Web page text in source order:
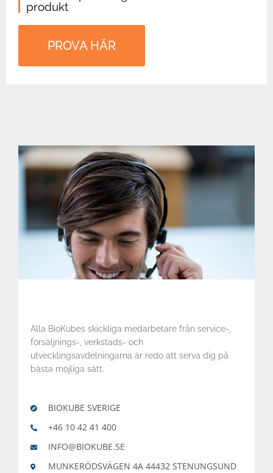
produkt
PROVA HÄR
Alla BioKubes skickliga medarbetare från service-,
försäljnings-, verkstads- och
utvecklingsavdelningarna är redo att serva dig på
bästa möjliga sätt.
BIOKUBE SVERIGE
+46 10 42 41 400
INFO@BIOKUBE.SE
MUNKERÖDSVÄGEN 4A 44432 STENUNGSUND